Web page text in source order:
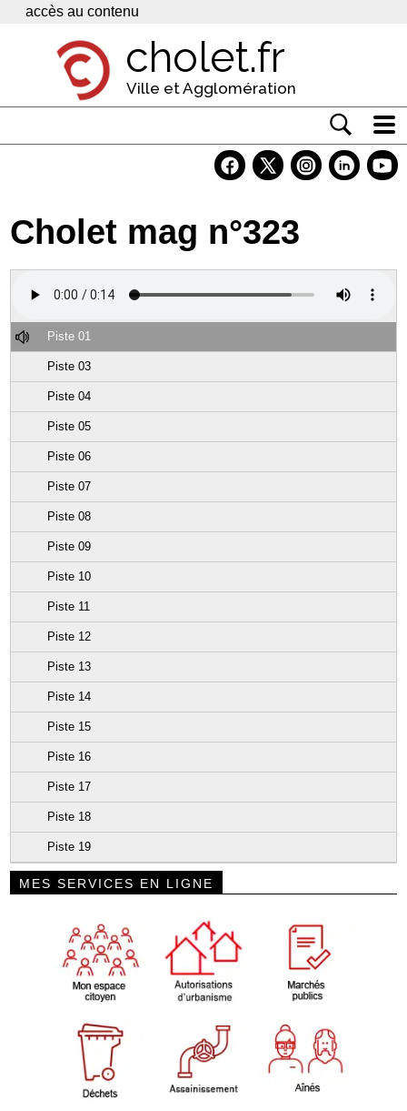
Panneau de gestion des cookies
accès au contenu
cholet.fr
Ville et Agglomération
Economie
Services
Cholet mag n°323
Piste 01
Piste 03
Piste 04
Piste 05
Piste 06
Piste 07
Piste 08
Piste 09
Piste 10
Piste 11
Piste 12
Piste 13
Piste 14
Piste 15
Piste 16
Piste 17
Piste 18
Piste 19
MES SERVICES EN LIGNE